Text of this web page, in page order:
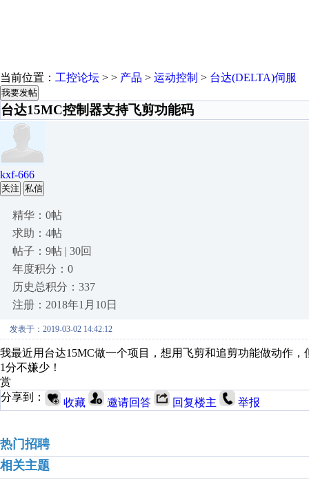
当前位置： 工控论坛 > > 产品 > 运动控制 > 台达(DELTA)伺服
我要发帖
台达15MC控制器支持飞剪功能码
kxf-666
关注 私信
精华：0帖
求助：4帖
帖子：9帖 | 30回
年度积分：0
历史总积分：337
注册：2018年1月10日
发表于：2019-03-02 14:42:12
我最近用台达15MC做一个项目，想用飞剪和追剪功能做动作
1分不嫌少！
赏
分享到：
收藏 邀请回答 回复楼主 举报
热门招聘
相关主题